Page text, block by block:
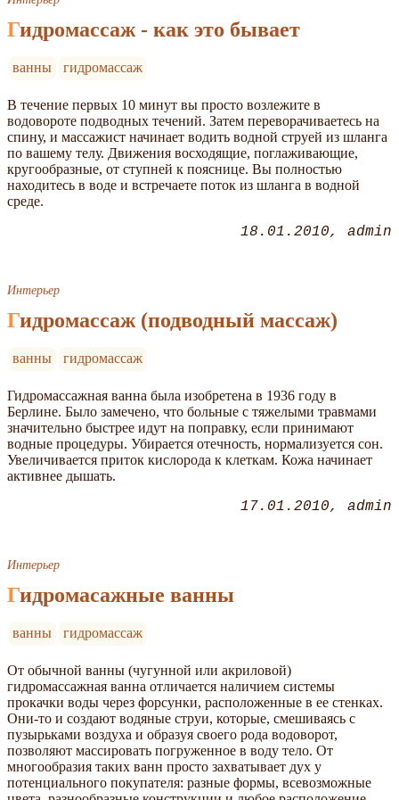
Гидромассаж - как это бывает
ванны гидромассаж
В течение первых 10 минут вы просто возлежите в
водовороте подводных течений. Затем переворачиваетесь на
спину, и массажист начинает водить водной струей из шланга
по вашему телу. Движения восходящие, поглаживающие,
кругообразные, от ступней к пояснице. Вы полностью
находитесь в воде и встречаете поток из шланга в водной
среде.
18.01.2010 admin
Интерьер
Гидромассаж (подводный массаж)
ванны гидромассаж
Гидромассажная ванна была изобретена в 1936 году в
Берлине. Было замечено, что больные с тяжелыми травмами
значительно быстрее идут на поправку, если принимают
водные процедуры. Убирается отечность, нормализуется сон.
Увеличивается приток кислорода к клеткам. Кожа начинает
активнее дышать.
17.01.2010 admin
Интерьер
Гидромасажные ванны
ванны гидромассаж
От обычной ванны (чугунной или акриловой)
гидромассажная ванна отличается наличием системы
прокачки воды через форсунки, расположенные в ее стенках.
Они-то и создают водяные струи, которые, смешиваясь с
пузырьками воздуха и образуя своего рода водоворот,
позволяют массировать погруженное в воду тело. От
многообразия таких ванн просто захватывает дух у
потенциального покупателя: разные формы, всевозможные